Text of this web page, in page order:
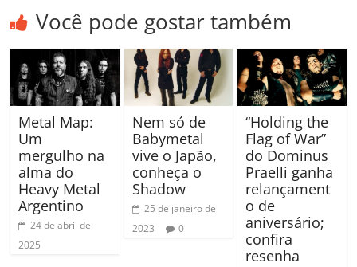
Você pode gostar também
Metal Map:
Um
mergulho na
alma do
Heavy Metal
Argentino
24 de abril de
2025
Nem só de
Babymetal
vive o Japão,
conheça o
Shadow
25 de janeiro de
2023
0
“Holding the
Flag of War”
do Dominus
Praelli ganha
relançament
o de
aniversário;
confira
resenha